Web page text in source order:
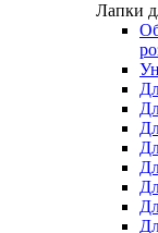
Лапки